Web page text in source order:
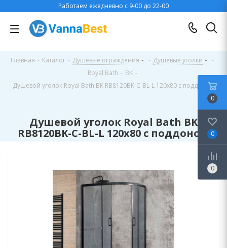
Работаем ежедневно с 9-00 до 22-00
Главная - Каталог - Душевые ограждения - Душевые уголки
-
Royal Bath - BK -
Душевой уголок Royal Bath BK RB8120BK-C-BL-L 120x80 с поддоном
Душевой уголок Royal Bath BK
RB8120BK-C-BL-L 120x80 с поддоном
0
0
0